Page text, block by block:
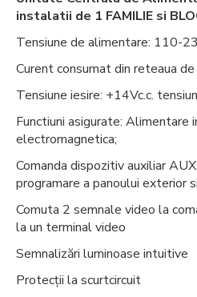
instalatii de 1 FAMILIE si
Tensiune de alimentare: 110-
Curent consumat din reteaua
Tensiune iesire: +14Vc.c.
Functiuni asigurate: Alimentare
electromagnetica;
Comanda dispozitiv auxiliar
programare a panoului exterior
Comuta 2 semnale video la
la un terminal video
Semnalizări luminoase intuitive
Protecții la scurtcircuit